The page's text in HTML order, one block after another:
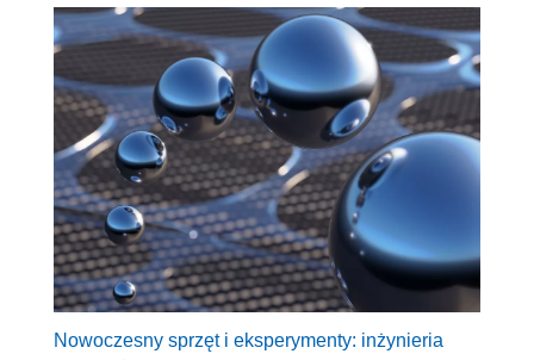
Nowoczesny sprzęt i eksperymenty: inżynieria